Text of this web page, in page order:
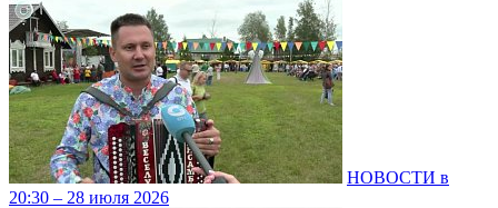
НОВОСТИ в
20:30 – 28 июля 2026